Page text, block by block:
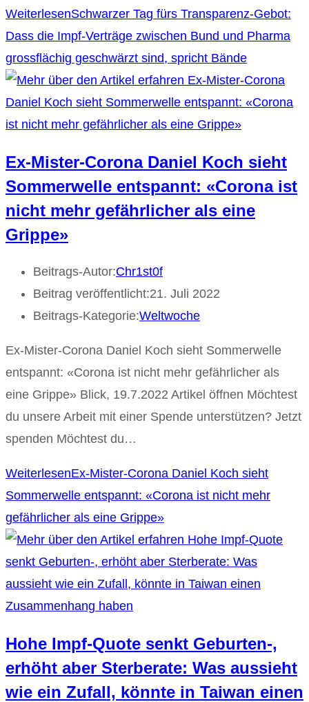
WeiterlesenSchwarzer Tag fürs Transparenz-Gebot:
Dass die Impf-Verträge zwischen Bund und Pharma
grossflächig geschwärzt sind, spricht Bände
Ex-Mister-Corona Daniel Koch sieht
Sommerwelle entspannt: «Corona ist
nicht mehr gefährlicher als eine
Grippe»
Beitrags-Autor:Chr1st0f
Beitrag veröffentlicht:21. Juli 2022
Beitrags-Kategorie:Weltwoche
Ex-Mister-Corona Daniel Koch sieht Sommerwelle
entspannt: «Corona ist nicht mehr gefährlicher als
eine Grippe» Blick, 19.7.2022 Artikel öffnen Möchtest
du unsere Arbeit mit einer Spende unterstützen? Jetzt
spenden Möchtest du…
WeiterlesenEx-Mister-Corona Daniel Koch sieht
Sommerwelle entspannt: «Corona ist nicht mehr
gefährlicher als eine Grippe»
Hohe Impf-Quote senkt Geburten-,
erhöht aber Sterberate: Was aussieht
wie ein Zufall, könnte in Taiwan einen